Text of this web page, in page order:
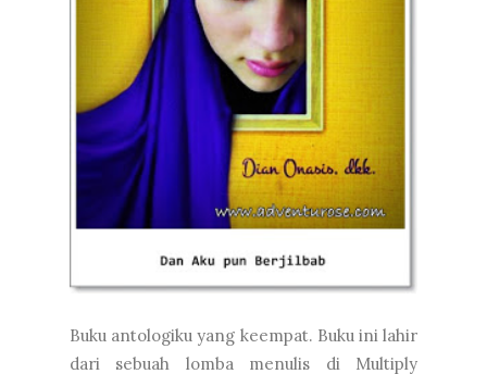
Buku antologiku yang keempat. Buku ini lahir
dari sebuah lomba menulis di Multiply